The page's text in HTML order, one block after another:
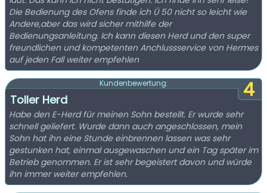
Die Bedienung des Ofens finde ich Ü 50 nicht so leicht wie
Andere,aber das wird sicher mithilfe der
Bedienungsanleitung. Ich kann diesen Herd und den super
freundlichen und kompetenten Anchlussservice von Hermes
auf jeden Fall weiter empfehlen
4
Kundenbewertung:
Toller Herd
Habe den E-Herd für meinen Sohn bestellt. Er wurde sehr
schnell geliefert. Wurde dann auch angeschlossen, mein
Sohn hat ihn eine Stunde einbrennen lassen was sehr
gestunken hat, einmal ausgewaschen und ein Tag später im
Betrieb genommen. Er ist sehr begeistert davon und würde
ihn immer weiter empfehlen.